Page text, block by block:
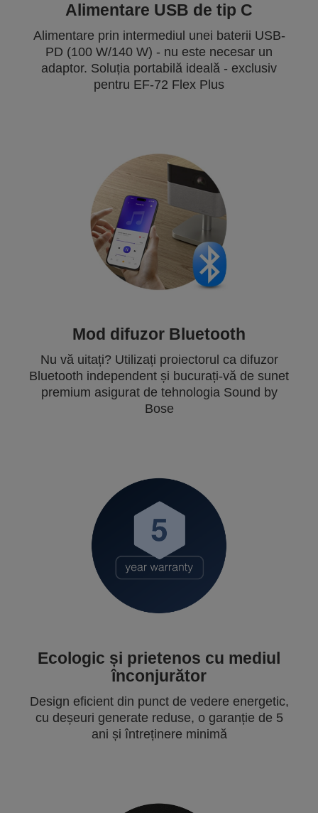
Alimentare USB de tip C
Alimentare prin intermediul unei baterii USB-
PD (100 W/140 W) - nu este necesar un
adaptor. Soluția portabilă ideală - exclusiv
pentru EF-72 Flex Plus
Mod difuzor Bluetooth
Nu vă uitați? Utilizați proiectorul ca difuzor
Bluetooth independent și bucurați-vă de sunet
premium asigurat de tehnologia Sound by
Bose
Ecologic și prietenos cu mediul
înconjurător
Design eficient din punct de vedere energetic,
cu deșeuri generate reduse, o garanție de 5
ani și întreținere minimă